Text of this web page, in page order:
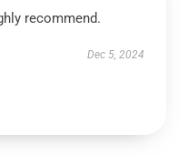
recommend.
Dec 5, 2024